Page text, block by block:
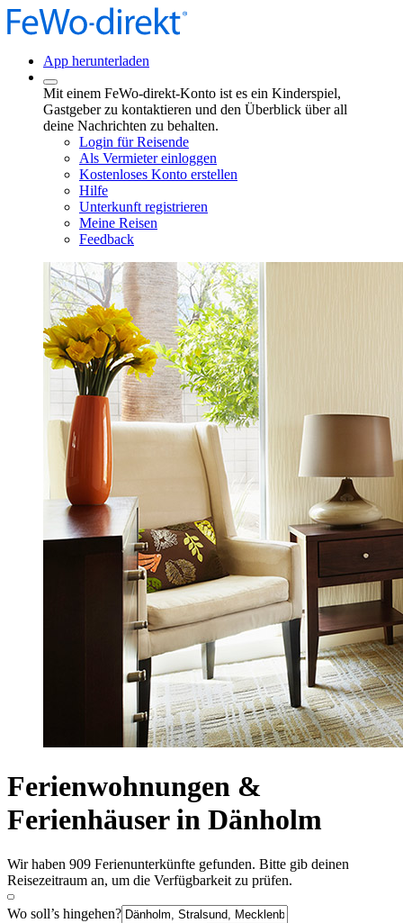
App herunterladen
Mit einem FeWo-direkt-Konto ist es ein Kinderspiel,
Gastgeber zu kontaktieren und den Überblick über all
deine Nachrichten zu behalten.
Login für Reisende
Als Vermieter einloggen
Kostenloses Konto erstellen
Hilfe
Unterkunft registrieren
Meine Reisen
Feedback
Ferienwohnungen &
Ferienhäuser in Dänholm
Wir haben 909 Ferienunterkünfte gefunden. Bitte gib deinen
Reisezeitraum an, um die Verfügbarkeit zu prüfen.
Wo soll’s hingehen?